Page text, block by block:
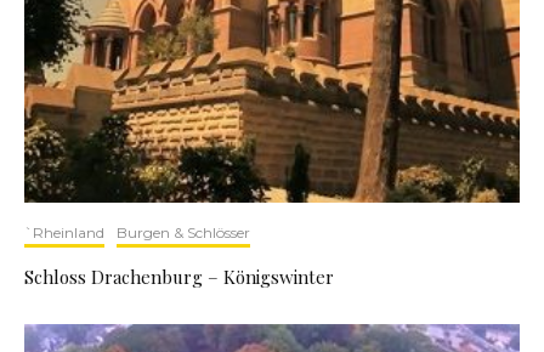
`Rheinland Burgen & Schlösser
Schloss Drachenburg – Königswinter